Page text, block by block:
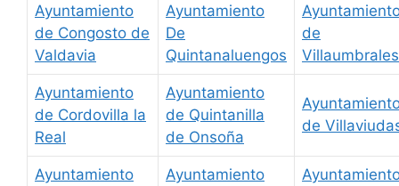
Ayuntamiento
de Congosto de
Valdavia
Ayuntamiento
De
Quintanaluengos
de
Villaumbrales
Ayuntamiento
de Cordovilla la
Real
Ayuntamiento
de Quintanilla
de Onsoña
de
Ayuntamiento
Ayuntamiento